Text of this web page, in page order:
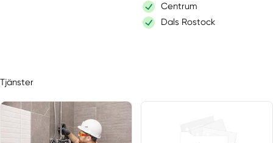
Centrum
Dals Rostock
Floby
Tjänster